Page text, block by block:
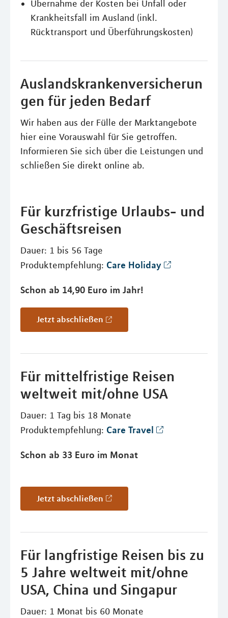
Übernahme der Kosten bei Unfall oder
Krankheitsfall im Ausland (inkl.
Rücktransport und Überführungskosten)
Auslandskrankenversicherun
gen für jeden Bedarf
Wir haben aus der Fülle der Marktangebote
hier eine Vorauswahl für Sie getroffen.
Informieren Sie sich über die Leistungen und
schließen Sie direkt online ab.
Für kurzfristige Urlaubs- und
Geschäftsreisen
Dauer: 1 bis 56 Tage
Produktempfehlung: Care Holiday
Schon ab 14,90 Euro im Jahr!
Jetzt abschließen
Für mittelfristige Reisen
weltweit mit/ohne USA
Dauer: 1 Tag bis 18 Monate
Produktempfehlung: Care Travel
Schon ab 33 Euro im Monat
Jetzt abschließen
Für langfristige Reisen bis zu
5 Jahre weltweit mit/ohne
USA, China und Singapur
Dauer: 1 Monat bis 60 Monate